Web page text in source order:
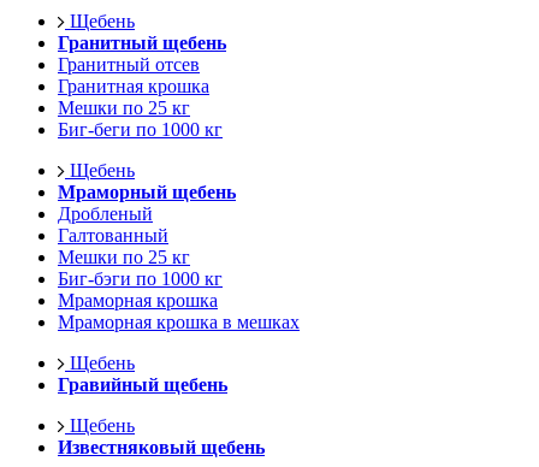
Щебень
Гранитный щебень
Гранитный отсев
Гранитная крошка
Мешки по 25 кг
Биг-беги по 1000 кг
Щебень
Мраморный щебень
Дробленый
Галтованный
Мешки по 25 кг
Биг-бэги по 1000 кг
Мраморная крошка
Мраморная крошка в мешках
Щебень
Гравийный щебень
Щебень
Известняковый щебень